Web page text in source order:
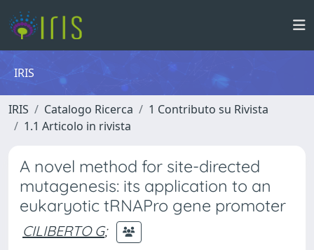
IRIS
IRIS Catalogo Ricerca
1 Contributo su Rivista
1.1 Articolo in rivista
A novel method for site-directed
mutagenesis: its application to an
eukaryotic tRNAPro gene promoter
CILIBERTO G;